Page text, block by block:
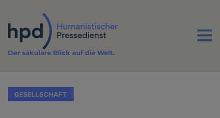
Inhalt
Menu
Der säkulare Blick auf die Welt.
GESELLSCHAFT